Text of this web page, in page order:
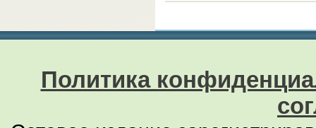
Политика